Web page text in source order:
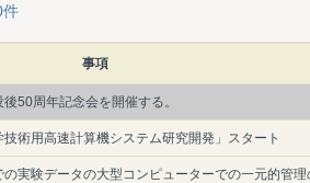
件
事項
50周年記念会を開催する。
術用高速計算機システム研究開発」スタート
実験データの大型コンピューターでの一元的管理